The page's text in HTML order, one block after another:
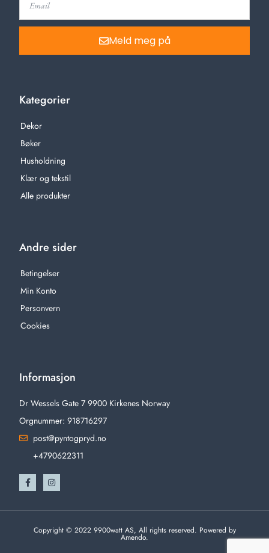
Meld meg på
Kategorier
Dekor
Bøker
Husholdning
Klær og tekstil
Alle produkter
Andre sider
Betingelser
Min Konto
Personvern
Cookies
Informasjon
Dr Wessels Gate 7 9900 Kirkenes Norway
Orgnummer: 918716297
post@pyntogpryd.no
+4790622311
Copyright © 2022 9900watt AS, All rights reserved. Powered by
Amendo.